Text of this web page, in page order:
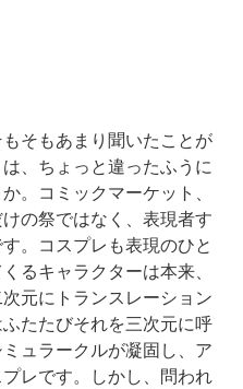
そもあまり聞いたことが
、ちょっと違ったふうに
。コミックマーケット、
の祭ではなく、表現者す
。コスプレも表現のひと
るキャラクターは本来、
元にトランスレーション
たたびそれを三次元に呼
ュラークルが凝固し、ア
レです。しかし、問われ